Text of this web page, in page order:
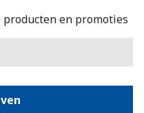
en promoties